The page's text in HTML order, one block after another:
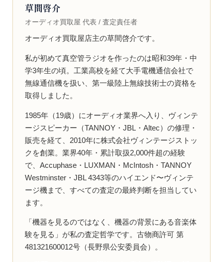
草間啓介
オーディオ買取屋 代表 / 査定責任者
オーディオ買取屋店主の草間啓介です。
私が初めて真空管ラジオを作ったのは昭和39年・中
学3年生の頃。工業高校を経て大手電機通信会社で
無線通信機を扱い、第一級陸上無線技術士の資格を
取得しました。
1985年（19歳）にオーディオ業界へ入り、ヴィンテ
ージスピーカー（TANNOY・JBL・Altec）の修理・
販売を経て、2010年に株式会社ヴィンテージストッ
クを創業。業界40年・累計取扱2,000件超の経験
で、Accuphase・LUXMAN・McIntosh・TANNOY
Westminster・JBL 4343等のハイエンド〜ヴィンテ
ージ機まで、すべての査定の最終判断を担当してい
ます。
「機器を見るのではなく、機器の背景にある音楽体
験を見る」が私の査定哲学です。古物商許可 第
481321600012号（長野県公安委員会）。